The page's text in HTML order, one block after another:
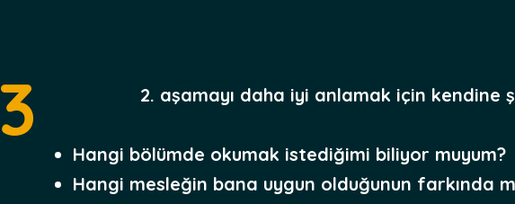
3 2. aşamayı daha iyi anlamak için kendine
Hangi bölümde okumak istediğimi biliyor muyum?
Hangi mesleğin bana uygun olduğunun farkında